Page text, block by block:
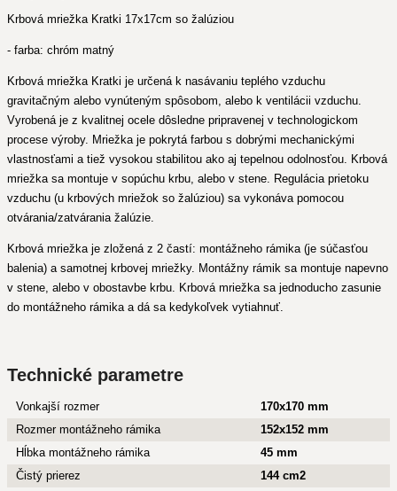
Krbová mriežka Kratki 17x17cm so žalúziou
- farba: chróm matný
Krbová mriežka Kratki je určená k nasávaniu teplého vzduchu
gravitačným alebo vynúteným spôsobom, alebo k ventilácii vzduchu.
Vyrobená je z kvalitnej ocele dôsledne pripravenej v technologickom
procese výroby. Mriežka je pokrytá farbou s dobrými mechanickými
vlastnosťami a tiež vysokou stabilitou ako aj tepelnou odolnosťou. Krbová
mriežka sa montuje v sopúchu krbu, alebo v stene. Regulácia prietoku
vzduchu (u krbových mriežok so žalúziou) sa vykonáva pomocou
otvárania/zatvárania žalúzie.
Krbová mriežka je zložená z 2 častí: montážneho rámika (je súčasťou
balenia) a samotnej krbovej mriežky. Montážny rámik sa montuje napevno
v stene, alebo v obostavbe krbu. Krbová mriežka sa jednoducho zasunie
do montážneho rámika a dá sa kedykoľvek vytiahnuť.
Technické parametre
Vonkajší rozmer
170x170 mm
Rozmer montážneho rámika
152x152 mm
Hĺbka montážneho rámika
45 mm
Čistý prierez
144 cm2